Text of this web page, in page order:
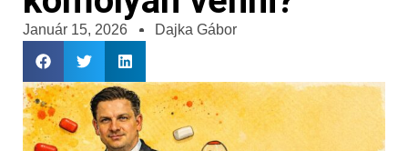
Január 15, 2026 Dajka Gábor